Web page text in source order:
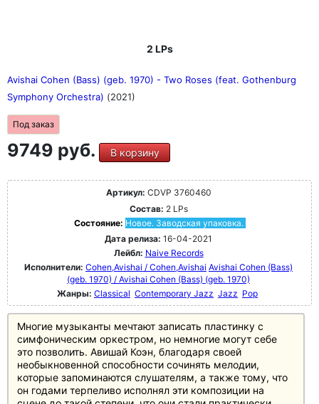
2 LPs
Avishai Cohen (Bass) (geb. 1970) - Two Roses (feat. Gothenburg
Symphony Orchestra) (2021)
Под заказ
9749 руб. В корзину
Артикул: CDVP 3760460
Состав: 2 LPs
Состояние: Новое. Заводская упаковка.
Дата релиза: 16-04-2021
Лейбл: Naive Records
Исполнители: Cohen,Avishai / Cohen,Avishai Avishai Cohen (Bass)
(geb. 1970) / Avishai Cohen (Bass) (geb. 1970)
Жанры: Classical Contemporary Jazz Jazz Pop
Многие музыканты мечтают записать пластинку с
симфоническим оркестром, но немногие могут себе
это позволить. Авишай Коэн, благодаря своей
необыкновенной способности сочинять мелодии,
которые запоминаются слушателям, а также тому, что
он годами терпеливо исполнял эти композиции на